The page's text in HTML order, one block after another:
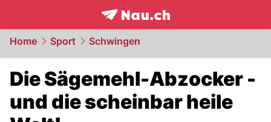
frontpage.NAU.ch
Home Sport Schwingen
Die Sägemehl-Abzocker -
und die scheinbar heile